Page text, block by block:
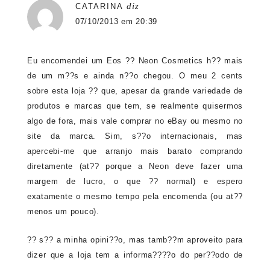
CATARINA diz
07/10/2013 em 20:39
Eu encomendei um Eos ?? Neon Cosmetics h?? mais
de um m??s e ainda n??o chegou. O meu 2 cents
sobre esta loja ?? que, apesar da grande variedade de
produtos e marcas que tem, se realmente quisermos
algo de fora, mais vale comprar no eBay ou mesmo no
site da marca. Sim, s??o internacionais, mas
apercebi-me que arranjo mais barato comprando
diretamente (at?? porque a Neon deve fazer uma
margem de lucro, o que ?? normal) e espero
exatamente o mesmo tempo pela encomenda (ou at??
menos um pouco).
?? s?? a minha opini??o, mas tamb??m aproveito para
dizer que a loja tem a informa????o do per??odo de